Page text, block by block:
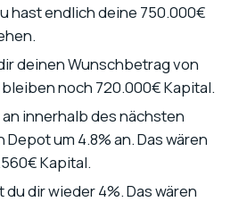
hast endlich deine 750.000€
deinen Wunschbetrag von
noch 720.000€ Kapital.
innerhalb des nächsten
um 4.8% an. Das wären
Kapital.
dir wieder 4%. Das wären